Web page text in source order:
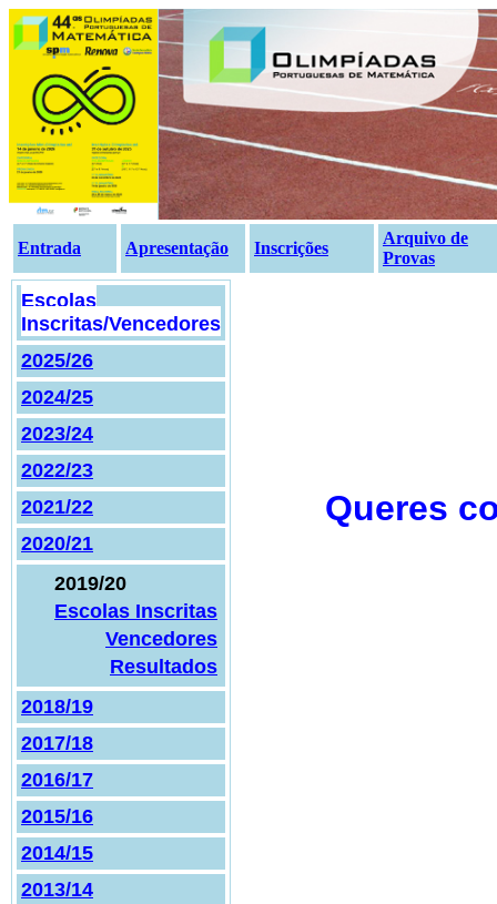
Entrada Apresentação Inscrições
Arquivo de
Provas
Escolas
Inscritas/Vencedores
2025/26
2024/25
2023/24
2022/23
2021/22
2020/21
2019/20
Escolas Inscritas
Vencedores
Resultados
2018/19
2017/18
2016/17
2015/16
2014/15
2013/14
Queres